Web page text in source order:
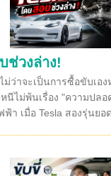
ช่วงล่าง!
ม่ว่าจะเป็นการซื้อขับเอ
นีไม่พ้นเรื่อง "ความปล
า เมื่อ Tesla สองรุ่นยอ